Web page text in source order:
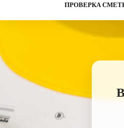
ПРОВЕРКА